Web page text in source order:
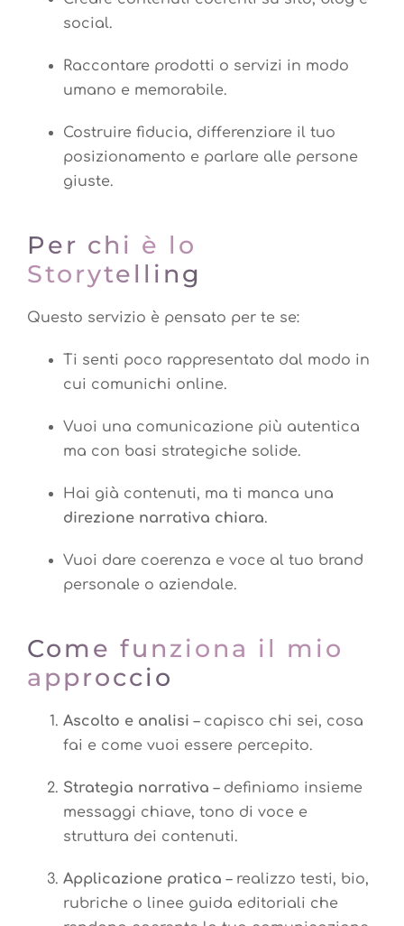
social.
Raccontare prodotti o servizi in modo
umano e memorabile.
Costruire fiducia, differenziare il tuo
posizionamento e parlare alle persone
giuste.
Per chi è lo
Storytelling
Questo servizio è pensato per te se:
Ti senti poco rappresentato dal modo in
cui comunichi online.
Vuoi una comunicazione più autentica
ma con basi strategiche solide.
Hai già contenuti, ma ti manca una
direzione narrativa chiara.
Vuoi dare coerenza e voce al tuo brand
personale o aziendale.
Come funziona il mio
approccio
Ascolto e analisi – capisco chi sei, cosa
fai e come vuoi essere percepito.
Strategia narrativa – definiamo insieme
messaggi chiave, tono di voce e
struttura dei contenuti.
Applicazione pratica – realizzo testi, bio,
rubriche o linee guida editoriali che